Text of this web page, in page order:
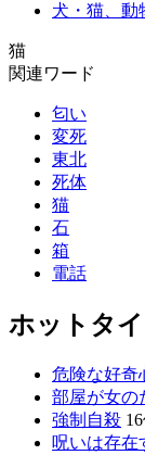
犬・猫、動
猫
関連ワード
匂い
変死
東北
死体
猫
石
箱
電話
ホットタ
危険な好奇
部屋が女の
強制自殺
呪いは存在